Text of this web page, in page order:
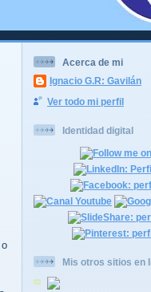
Acerca de mi
Ignacio G.R: Gavilán
Ver todo mi perfil
Identidad digital
Mis otros sitios en